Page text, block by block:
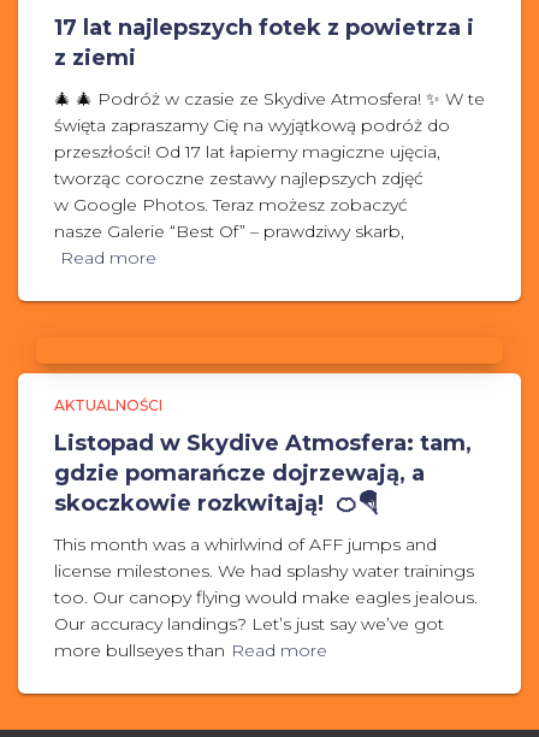
17 lat najlepszych fotek z powietrza i
z ziemi
🎄 🎄 Podróż w czasie ze Skydive Atmosfera! ✨ W te
święta zapraszamy Cię na wyjątkową podróż do
przeszłości! Od 17 lat łapiemy magiczne ujęcia,
tworząc coroczne zestawy najlepszych zdjęć
w Google Photos. Teraz możesz zobaczyć
nasze Galerie “Best Of” – prawdziwy skarb,
Read more
AKTUALNOŚCI
Listopad w Skydive Atmosfera: tam,
gdzie pomarańcze dojrzewają, a
skoczkowie rozkwitają! 🍊🪂
This month was a whirlwind of AFF jumps and
license milestones. We had splashy water trainings
too. Our canopy flying would make eagles jealous.
Our accuracy landings? Let’s just say we’ve got
more bullseyes than Read more